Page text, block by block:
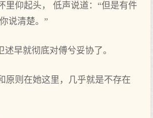
里仰起头， 低声说道：“但是有件
说清楚。”
述早就彻底对傅兮妥协了。
原则在她这里，几乎就是不存在